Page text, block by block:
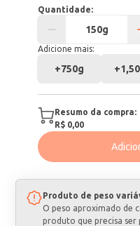
Quantidade:
Adicione mais:
+750g +
Resumo da compra:
R$ 0,00
Produto de peso
O peso aproximado de
produto que precisa ser